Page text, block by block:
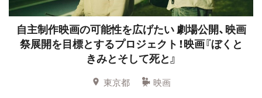
自主制作映画の可能性を広げたい 劇場公開、映画
祭展開を目標とするプロジェクト！映画『ぼくと
きみとそして死と』
東京都
映画